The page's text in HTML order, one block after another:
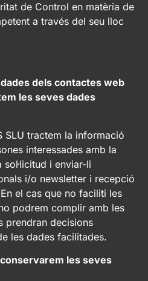
de Control en matèria de
a través del seu lloc
dels contactes web
les seves dades
SLU tractem la informació
interessades amb la
sol·licitud i enviar-li
i/o newsletter i recepció
el cas que no faciliti les
podrem complir amb les
prendran decisions
les dades facilitades.
les seves